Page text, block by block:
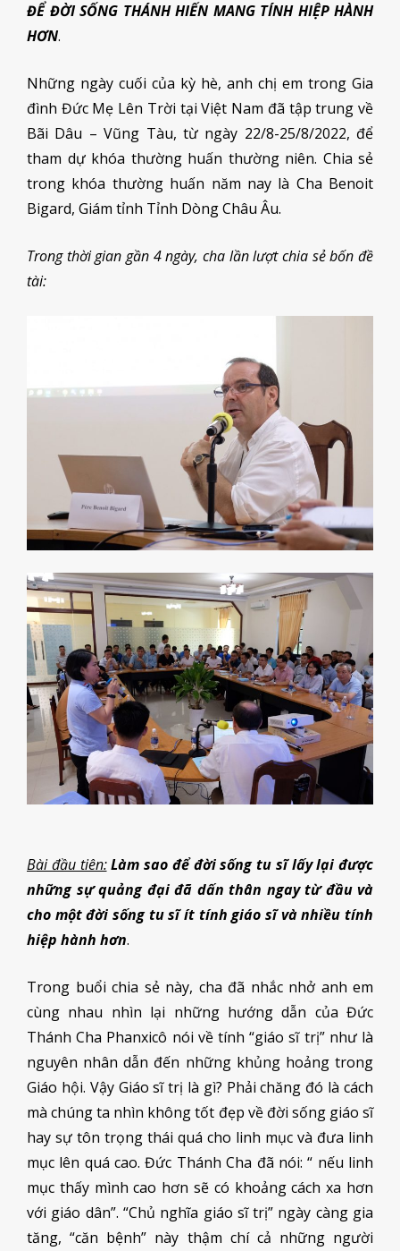
ĐỂ ĐỜI SỐNG THÁNH HIẾN MANG TÍNH HIỆP HÀNH
HƠN.
Những ngày cuối của kỳ hè, anh chị em trong Gia
đình Đức Mẹ Lên Trời tại Việt Nam đã tập trung về
Bãi Dâu – Vũng Tàu, từ ngày 22/8-25/8/2022, để
tham dự khóa thường huấn thường niên. Chia sẻ
trong khóa thường huấn năm nay là Cha Benoit
Bigard, Giám tỉnh Tỉnh Dòng Châu Âu.
Trong thời gian gần 4 ngày, cha lần lượt chia sẻ bốn đề
tài:
Bài đầu tiên:Làm sao để đời sống tu sĩ lấy lại được
những sự quảng đại đã dấn thân ngay từ đầu và
cho một đời sống tu sĩ ít tính giáo sĩ và nhiều tính
hiệp hành hơn.
Trong buổi chia sẻ này, cha đã nhắc nhở anh em
cùng nhau nhìn lại những hướng dẫn của Đức
Thánh Cha Phanxicô nói về tính “giáo sĩ trị” như là
nguyên nhân dẫn đến những khủng hoảng trong
Giáo hội. Vậy Giáo sĩ trị là gì? Phải chăng đó là cách
mà chúng ta nhìn không tốt đẹp về đời sống giáo sĩ
hay sự tôn trọng thái quá cho linh mục và đưa linh
mục lên quá cao. Đức Thánh Cha đã nói: “ nếu linh
mục thấy mình cao hơn sẽ có khoảng cách xa hơn
với giáo dân”. “Chủ nghĩa giáo sĩ trị” ngày càng gia
tăng, “căn bệnh” này thậm chí cả những người